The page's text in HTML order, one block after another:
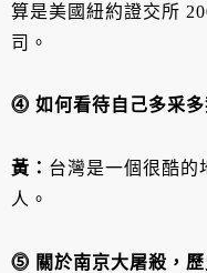
算是美國紐約證交所
司。
⓸ 如何看待自己多采多
黃 ： 台灣是一個很酷的
人。
⓹ 關於南京大屠殺，